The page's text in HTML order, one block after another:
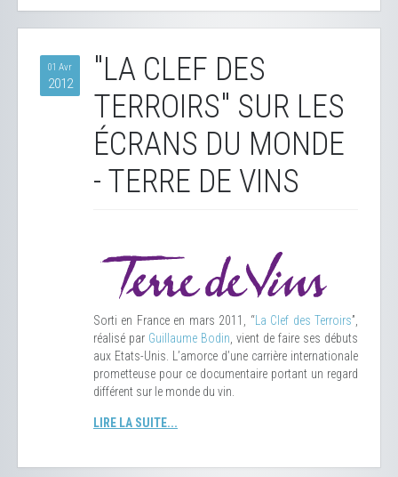
01 Avr
2012
"LA CLEF DES
TERROIRS" SUR LES
ÉCRANS DU MONDE
- TERRE DE VINS
Sorti en France en mars 2011, “La Clef des Terroirs”,
réalisé par Guillaume Bodin , vient de faire ses débuts
aux Etats-Unis. L’amorce d’une carrière internationale
prometteuse pour ce documentaire portant un regard
différent sur le monde du vin.
LIRE LA SUITE...